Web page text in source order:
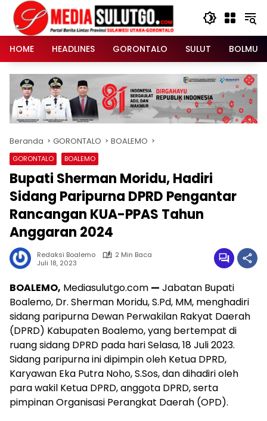
Langsung
konten
HOME
HEADLINES GORONTALO SULUT BOLMUT
Beranda GORONTALO BOALEMO
GORONTALO BOALEMO
Bupati Sherman Moridu, Hadiri
Sidang Paripurna DPRD Pengantar
Rancangan KUA-PPAS Tahun
Anggaran 2024
Redaksi Boalemo
2 Min Baca
Juli 18, 2023
BOALEMO, Mediasulutgo.com — Jabatan Bupati
Boalemo, Dr. Sherman Moridu, S.Pd, MM, menghadiri
sidang paripurna Dewan Perwakilan Rakyat Daerah
(DPRD) Kabupaten Boalemo, yang bertempat di
ruang sidang DPRD pada hari Selasa, 18 Juli 2023.
Sidang paripurna ini dipimpin oleh Ketua DPRD,
Karyawan Eka Putra Noho, S.Sos, dan dihadiri oleh
para wakil Ketua DPRD, anggota DPRD, serta
pimpinan Organisasi Perangkat Daerah (OPD).